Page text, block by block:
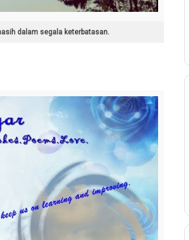
dalam segala keterbatasan.